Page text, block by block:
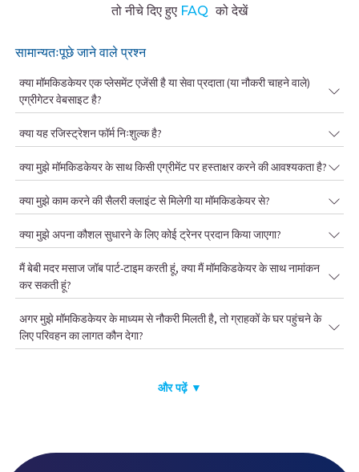
तो नीचे दिए हुए FAQ को देखें
सामान्यतःपूछे जाने वाले प्रश्न
क्या मॉमकिडकेयर एक प्लेसमेंट एजेंसी है या सेवा प्रदाता (या नौकरी चाहने वाले)
एग्रीगेटर वेबसाइट है?
क्या यह रजिस्ट्रेशन फॉर्म निःशुल्क है?
क्या मुझे मॉमकिडकेयर के साथ किसी एग्रीमेंट पर हस्ताक्षर करने की आवश्यकता है?
क्या मुझे काम करने की सैलरी क्लाइंट से मिलेगी या मॉमकिडकेयर से?
क्या मुझे अपना कौशल सुधारने के लिए कोई ट्रेनर प्रदान किया जाएगा?
मैं बेबी मदर मसाज जॉब पार्ट-टाइम करती हूं, क्या मैं मॉमकिडकेयर के साथ नामांकन
कर सकती हूं?
अगर मुझे मॉमकिडकेयर के माध्यम से नौकरी मिलती है, तो ग्राहकों के घर पहुंचने के
लिए परिवहन का लागत कौन देगा?
और पढ़ें ▼